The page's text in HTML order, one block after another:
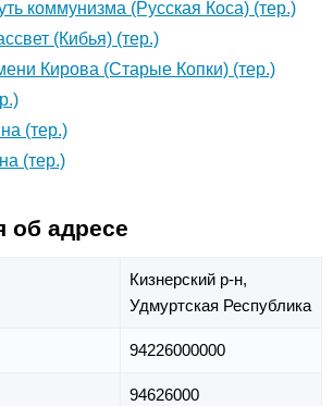
коммунизма (Русская Коса) (тер.)
(Кибья) (тер.)
Кирова (Старые Копки) (тер.)
(тер.)
(тер.)
адресе
Кизнерский р-н,
Удмуртская Республика
94226000000
94626000